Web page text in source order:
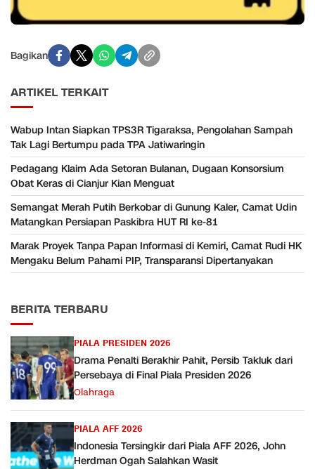
Bagikan
ARTIKEL TERKAIT
Wabup Intan Siapkan TPS3R Tigaraksa, Pengolahan Sampah
Tak Lagi Bertumpu pada TPA Jatiwaringin
Pedagang Klaim Ada Setoran Bulanan, Dugaan Konsorsium
Obat Keras di Cianjur Kian Menguat
Semangat Merah Putih Berkobar di Gunung Kaler, Camat Udin
Matangkan Persiapan Paskibra HUT RI ke-81
Marak Proyek Tanpa Papan Informasi di Kemiri, Camat Rudi HK
Mengaku Belum Pahami PIP, Transparansi Dipertanyakan
BERITA TERBARU
PIALA PRESIDEN 2026
Drama Penalti Berakhir Pahit, Persib Takluk dari
Persebaya di Final Piala Presiden 2026
Olahraga
PIALA AFF 2026
Indonesia Tersingkir dari Piala AFF 2026, John
Herdman Ogah Salahkan Wasit